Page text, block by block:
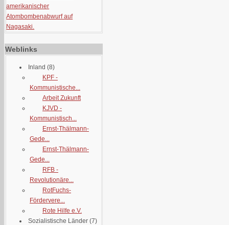
amerikanischer
Atombombenabwurf auf
Nagasaki.
Weblinks
Inland (8)
KPF -
Kommunistische...
Arbeit Zukunft
KJVD -
Kommunistisch...
Ernst-Thälmann-
Gede...
Ernst-Thälmann-
Gede...
RFB -
Revolutionäre...
RotFuchs-
Fördervere...
Rote Hilfe e.V.
Sozialistische Länder (7)